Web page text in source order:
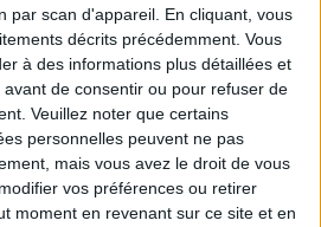
par scan d'appareil. En cliquant, vous
décrits précédemment. Vous
à des informations plus détaillées et
de consentir ou pour refuser de
Veuillez noter que certains
personnelles peuvent ne pas
mais vous avez le droit de vous
vos préférences ou retirer
moment en revenant sur ce site et en